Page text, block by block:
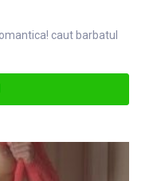
caut barbatul